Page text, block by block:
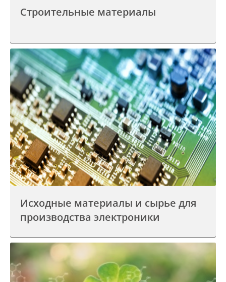
Строительные материалы
Исходные материалы и сырье для
производства электроники